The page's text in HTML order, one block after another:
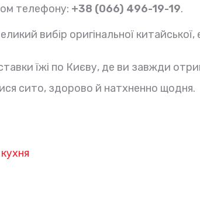
телефону: +38 (066) 496-19-19.
вибір оригінальної китайської,
їжі по Києву, де ви завжди
сито, здорово й натхненно щодня.